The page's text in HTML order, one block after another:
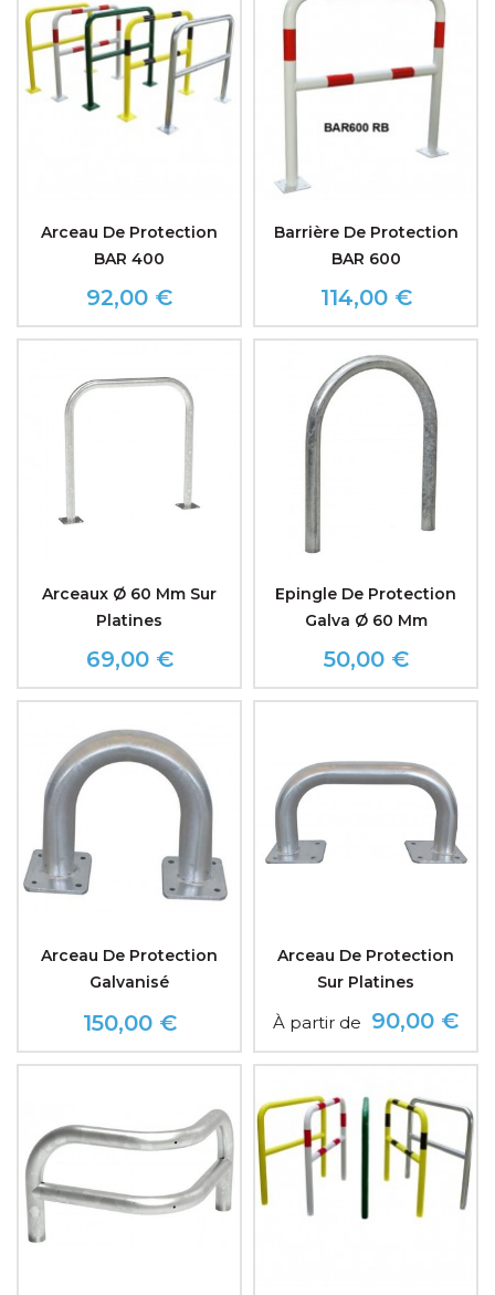
Arceau De Protection
BAR 400
Prix
92,00 €
Barrière De Protection
BAR 600
Prix
114,00 €
Arceaux Ø 60 Mm Sur
Platines
Prix
69,00 €
Epingle De Protection
Galva Ø 60 Mm
Prix
50,00 €
Arceau De Protection
Galvanisé
Prix
150,00 €
Arceau De Protection
Sur Platines
Prix
À partir de 90,00 €